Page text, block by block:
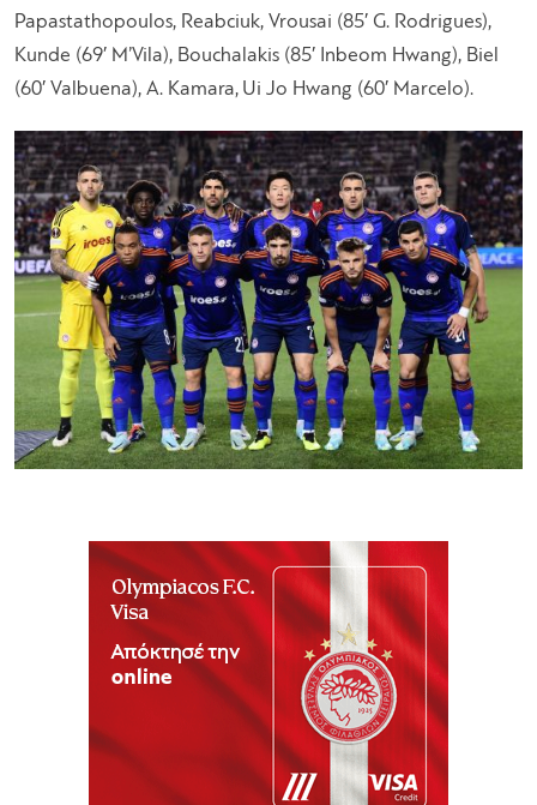
Papastathopoulos, Reabciuk, Vrousai (85′ G. Rodrigues),
Kunde (69′ M’Vila), Bouchalakis (85′ Inbeom Hwang), Biel
(60′ Valbuena), A. Kamara, Ui Jo Hwang (60′ Marcelo).